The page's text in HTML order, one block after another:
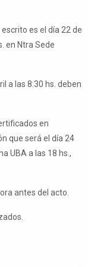
es el día 22 de
en Ntra Sede
a las 8:30 hs. deben
en
que será el día 24
UBA a las 18 hs.,
antes del acto.